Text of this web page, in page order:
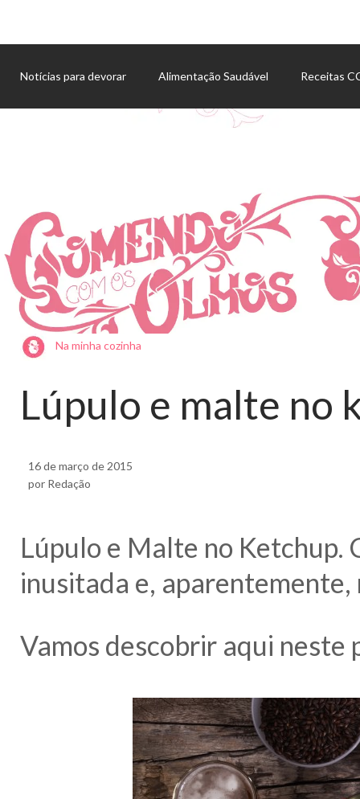
Notícias para devorar Alimentação Saudável Receitas
Na minha cozinha
Lúpulo e malte no
16 de março de 2015
por Redação
Lúpulo e Malte no Ketchup.
inusitada e,
Vamos descobrir aqui neste